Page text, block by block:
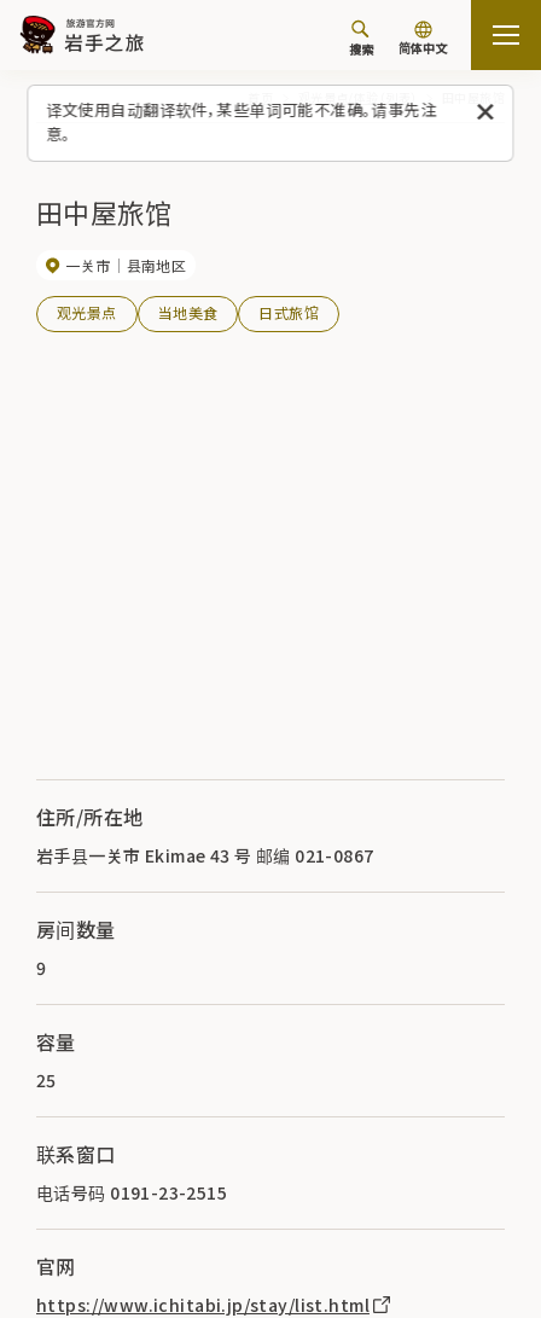
译文使用自动翻译软件，某些单词可能不准确。请事先注
意。
搜索 简体中文
田中屋旅馆
一关市 县南地区
观光景点 当地美食 日式旅馆
住所/所在地
岩手县一关市 Ekimae 43 号 邮编 021-0867
房间数量
9
容量
25
联系窗口
电话号码 0191-23-2515
官网
https://www.ichitabi.jp/stay/list.html